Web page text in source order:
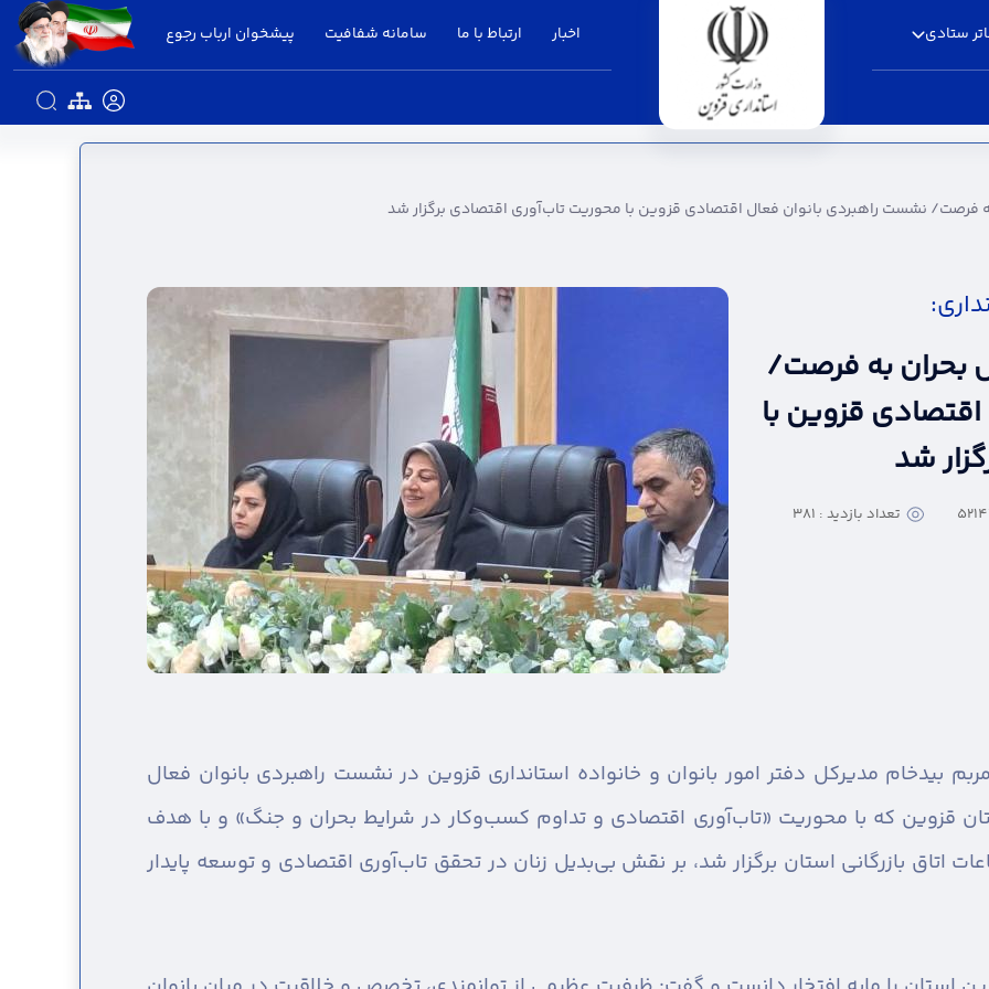
ستادی اخبار ارتباط با ما سامانه شفافیت پیشخوان ارباب رجوع
راهبردی بانوان فعال اقتصادی قزوین با محوریت تاب‌آوری اقتصادی برگزار شد - استانداری
فرصت/ نشست راهبردی بانوان فعال اقتصادی قزوین با محوریت تاب‌آوری اقتصادی برگزار شد
بحران به فرصت/
قزوین با
شد
تعداد بازدید : 381
بیدخام مدیرکل دفتر امور بانوان و خانواده استانداری قزوین در نشست راهبردی بانوان فعال
قزوین که با محوریت «تاب‌آوری اقتصادی و تداوم کسب‌وکار در شرایط بحران و جنگ» و با هدف
اتاق بازرگانی استان برگزار شد، بر نقش بی‌بدیل زنان در تحقق تاب‌آوری اقتصادی و توسعه پایدار